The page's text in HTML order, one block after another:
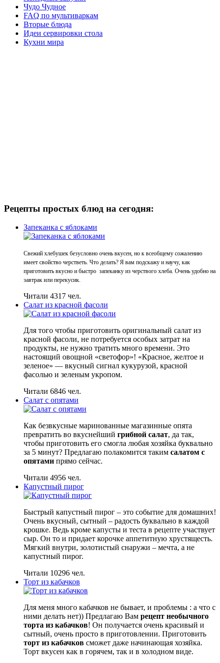
Чудо Чудное
FAQ по мультиваркам
Вторые блюда
Идеи сервировки стола
Кухни мира
Рецепты простых блюд на сегодня:
Запеканка с яблоками
Свежий хлебушек безусловно очень вкусен, но к всеобщему сожалению
имеет свойство черстветь. Что делать? Я вам подскажу и научу, как
приготовить вкусно и быстро запеканку из черствого хлеба. Очень удобно на
завтрак или перекусик.
Читали 4317 чел.
Салат из красной фасоли
Для того чтобы приготовить оригинальный салат из
красной фасоли, не потребуется особых затрат на
продукты, не нужно тратить много времени. Это
настоящий овощной «светофор»! «Красное, желтое и
зеленое» — вкусный сигнал кукурузой, красной
фасолью и зеленым укропом.
Читали 6846 чел.
Салат с опятами
Как безвкусные маринованные магазинные опята
превратить во вкуснейший грибной салат, да так,
чтобы приготовить его смогла любая хозяйка буквально
за 5 минут? Предлагаю полакомится таким салатом с
опятами прямо сейчас.
Читали 4956 чел.
Капустный пирог
Быстрый капустный пирог – это событие для домашних!
Очень вкусный, сытный – радость буквально в каждой
крошке. Ведь кроме капусты и теста в рецепте участвует
сыр. Он то и придает корочке аппетитную хрустящесть.
Мягкий внутри, золотистый снаружи – мечта, а не
капустный пирог.
Читали 10296 чел.
Торт из кабачков
Для меня много кабачков не бывает, и проблемы : а что с
ними делать нет)) Предлагаю Вам рецепт необычного
торта из кабачков! Он получается очень красивый и
сытный, очень просто в приготовлении. Приготовить
торт из кабачков сможет даже начинающая хозяйка.
Торт вкусен как в горячем, так и в холодном виде.